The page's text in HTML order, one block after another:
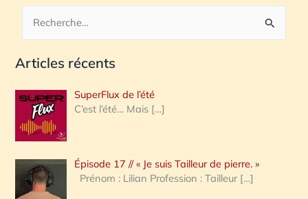
c
e
r
c
h
e
Articles récents
SuperFlux de l’été
C’est l’été… Mais […]
Épisode 17 // « Je suis Tailleur de pierre. »
Prénom : Lilian Profession : Tailleur […]